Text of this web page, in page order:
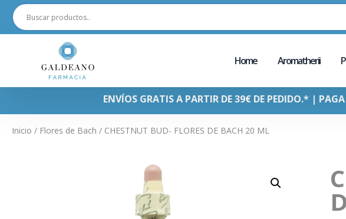
Home Aromatherii
ENVÍOS GRATIS A PARTIR DE 39€ DE PEDIDO.* |
Inicio / Flores de Bach / CHESTNUT BUD- FLORES DE BACH 20 ML